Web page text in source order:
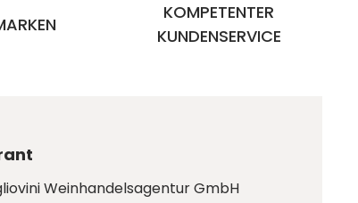
KOMPETENTER
KUNDENSERVICE
Weinhandelsagentur GmbH